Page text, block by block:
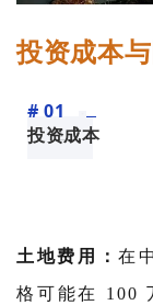
投资成本
# 01
投资成本
土地费用：在
格可能在 100